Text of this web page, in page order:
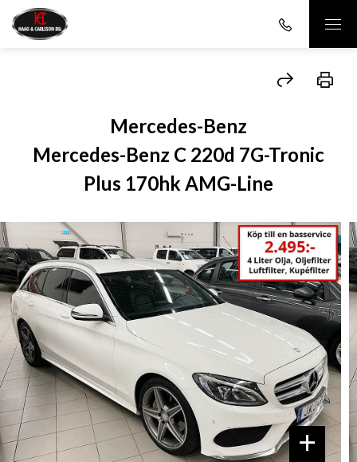
Mercedes-Benz
Mercedes-Benz C 220d 7G-Tronic
Plus 170hk AMG-Line
+